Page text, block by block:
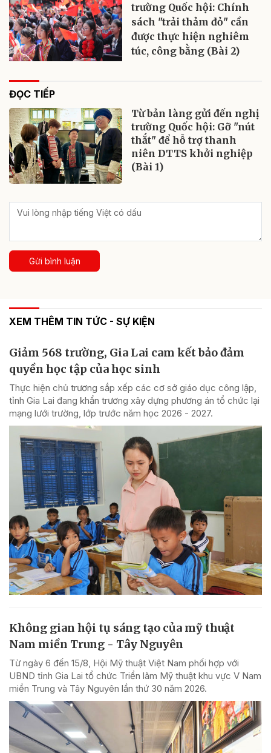
trường Quốc hội: Chính
sách "trải thảm đỏ" cần
được thực hiện nghiêm
túc, công bằng (Bài 2)
ĐỌC TIẾP
Từ bản làng gửi đến nghị
trường Quốc hội: Gỡ "nút
thắt" để hỗ trợ thanh
niên DTTS khởi nghiệp
(Bài 1)
Gửi bình luận
XEM THÊM TIN TỨC - SỰ KIỆN
Giảm 568 trường, Gia Lai cam kết bảo đảm
quyền học tập của học sinh
Thực hiện chủ trương sắp xếp các cơ sở giáo dục công lập,
tỉnh Gia Lai đang khẩn trương xây dựng phương án tổ chức lại
mạng lưới trường, lớp trước năm học 2026 - 2027.
Không gian hội tụ sáng tạo của mỹ thuật
Nam miền Trung - Tây Nguyên
Từ ngày 6 đến 15/8, Hội Mỹ thuật Việt Nam phối hợp với
UBND tỉnh Gia Lai tổ chức Triển lãm Mỹ thuật khu vực V Nam
miền Trung và Tây Nguyên lần thứ 30 năm 2026.